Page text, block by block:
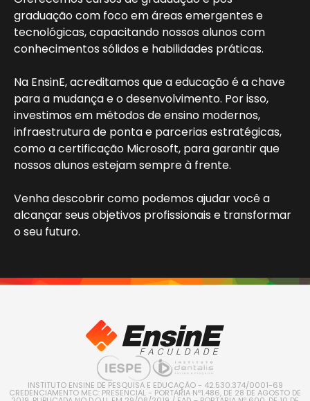
graduação com foco em áreas emergentes e
tecnológicas, capacitando nossos alunos com
conhecimentos sólidos e habilidades práticas.
Na EnsinE, acreditamos que a educação é a chave
para a mudança e o desenvolvimento. Por isso,
investimos em métodos de ensino modernos,
infraestrutura de ponta e parcerias estratégicas,
como a certificação Microsoft, para garantir que
nossos alunos estejam sempre à frente.
Venha descobrir como podemos ajudar você a
alcançar seus objetivos profissionais e transformar
o seu futuro.
INSTITUTO ENSINE DE PESQUISA E EDUCAÇÃO - 42.530.374/0001-69
CREDENCIAMENTO MEC: PRESENCIAL - PORTARIA Nº1.486, DE 28 DE AGOSTO DE